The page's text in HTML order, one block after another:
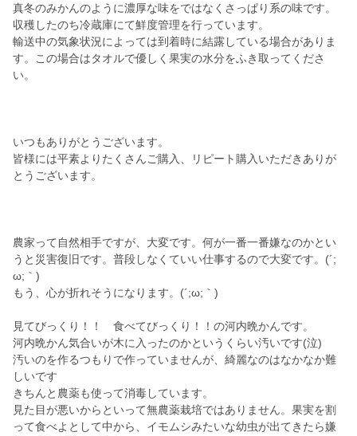
真冬のみかんのように濃厚な味をではなくさっぱり系の味です。
収穫したのち冷蔵庫にて鮮度管理を行っています。
輸送中の気象状況によっては到着時に結露している場合がありま
す。この場合はタオルで優しく果実の水分をふき取ってくださ
い。
いつもありがとうございます。
皆様には平素よりたくさんご購入、リピート購入いただきありが
とうございます。
農家って自然相手ですが、大変です。何が一番一番嫌なのかとい
うと災害復旧です。普段しなくていい仕事するので大変です。(´;
ω;｀)
もう、心が折れそうになります。(´;ω;｀)
見てびっくり！！ 食べてびっくり！！の河内晩かんです。
河内晩かん気合いが木に入ったのかというくらい汚いです(泣)
汚いのを作るつもりで作っていませんが、綺麗なのはなかなか難
しいです
きちんと農薬も使って消毒しています。
見た目が悪いからといって無農薬栽培ではありません。果実を割
って食べよとして中から、イモムシみたいな幼虫が出てきたら嫌